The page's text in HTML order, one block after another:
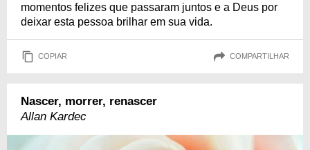
momentos felizes que passaram juntos e a Deus por
deixar esta pessoa brilhar em sua vida.
COPIAR COMPARTILHAR
Nascer, morrer, renascer
Allan Kardec